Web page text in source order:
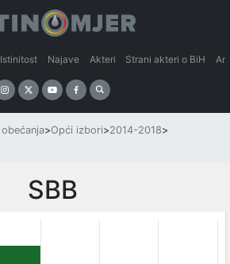
Istinitost Najave Akteri Strani akteri o BiH
>Opći izbori>2014-2018>
SBB